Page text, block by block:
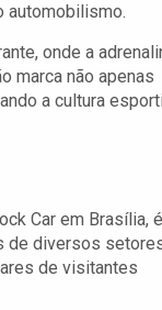
automobilismo.
onde a
marca não apenas
a cultura
Car em Brasília, é
de diversos
de visitantes